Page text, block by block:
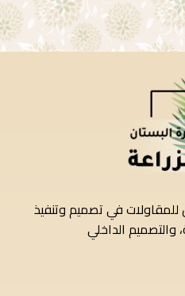
في تصميم وتنفيذ
والتصميم الداخلي